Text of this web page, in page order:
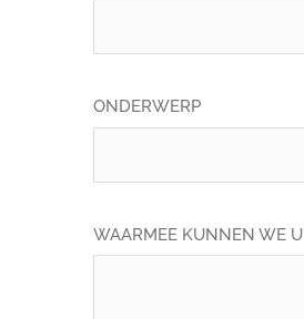
ONDERWERP
WAARMEE KUNNEN WE